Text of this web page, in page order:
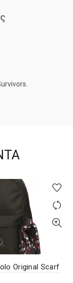
Original Scarf